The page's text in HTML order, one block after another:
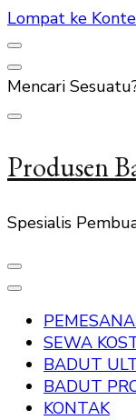
Lompat ke
Mencari
Produsen
Spesialis
SEWA
BADUT
BADUT
KONTAK